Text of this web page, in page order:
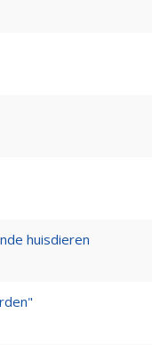
huisdieren